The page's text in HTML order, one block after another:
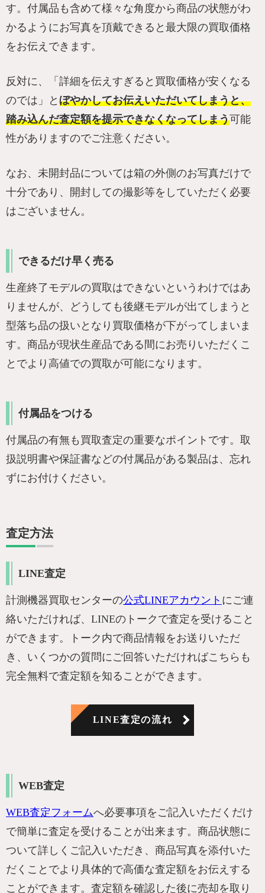
す。付属品も含めて様々な角度から商品の状態がわ
かるようにお写真を頂戴できると最大限の買取価格
をお伝えできます。
反対に、「詳細を伝えすぎると買取価格が安くなる
のでは」と ぼやかしてお伝えいただいてしまうと、
踏み込んだ査定額を提示できなくなってしまう可能
性がありますのでご注意ください。
なお、未開封品については箱の外側のお写真だけで
十分であり、開封しての撮影等をしていただく必要
はございません。
できるだけ早く売る
生産終了モデルの買取はできないというわけではあ
りませんが、どうしても後継モデルが出てしまうと
型落ち品の扱いとなり買取価格が下がってしまいま
す。商品が現状生産品である間にお売りいただくこ
とでより高値での買取が可能になります。
付属品をつける
付属品の有無も買取査定の重要なポイントです。取
扱説明書や保証書などの付属品がある製品は、忘れ
ずにお付けください。
査定方法
LINE査定
計測機器買取センターの公式LINEアカウント にご連
絡いただければ、LINEのトークで査定を受けること
ができます。トーク内で商品情報をお送りいただ
き、いくつかの質問にご回答いただければこちらも
完全無料で査定額を知ることができます。
LINE査定の流れ
WEB査定
WEB査定フォームへ必要事項をご記入いただくだけ
で簡単に査定を受けることが出来ます。商品状態に
ついて詳しくご記入いただき、商品写真を添付いた
だくことでより具体的で高価な査定額をお伝えする
ことができます。査定額を確認した後に売却を取り